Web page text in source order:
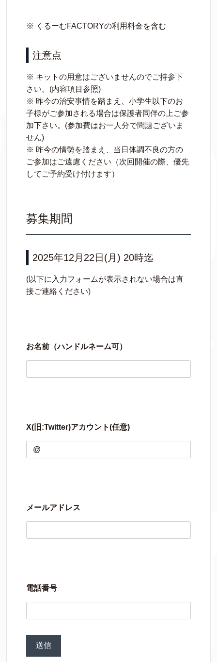
※ くるーむFACTORYの利用料金を含む
注意点
※ キットの用意はございませんのでご持参下
さい。(内容項目参照)
※ 昨今の治安事情を踏まえ、小学生以下のお
子様がご参加される場合は保護者同伴の上ご参
加下さい。(参加費はお一人分で問題ございま
せん)
※ 昨今の情勢を踏まえ、当日体調不良の方の
ご参加はご遠慮ください（次回開催の際、優先
してご予約受け付けます）
募集期間
2025年12月22日(月) 20時迄
(以下に入力フォームが表示されない場合は直
接ご連絡ください)
お名前（ハンドルネーム可）
X(旧:Twitter)アカウント(任意)
メールアドレス
電話番号